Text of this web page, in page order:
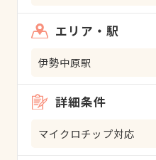
エリア・駅
伊勢中原駅
詳細条件
マイクロチップ対応